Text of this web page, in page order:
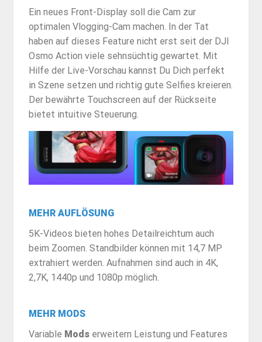
Ein neues Front-Display soll die Cam zur
optimalen Vlogging-Cam machen. In der Tat
haben auf dieses Feature nicht erst seit der DJI
Osmo Action viele sehnsüchtig gewartet. Mit
Hilfe der Live-Vorschau kannst Du Dich perfekt
in Szene setzen und richtig gute Selfies kreieren.
Der bewährte Touchscreen auf der Rückseite
bietet intuitive Steuerung.
MEHR AUFLÖSUNG
5K-Videos bieten hohes Detailreichtum auch
beim Zoomen. Standbilder können mit 14,7 MP
extrahiert werden. Aufnahmen sind auch in 4K,
2,7K, 1440p und 1080p möglich.
MEHR MODS
Variable Modserweitern Leistung und Features